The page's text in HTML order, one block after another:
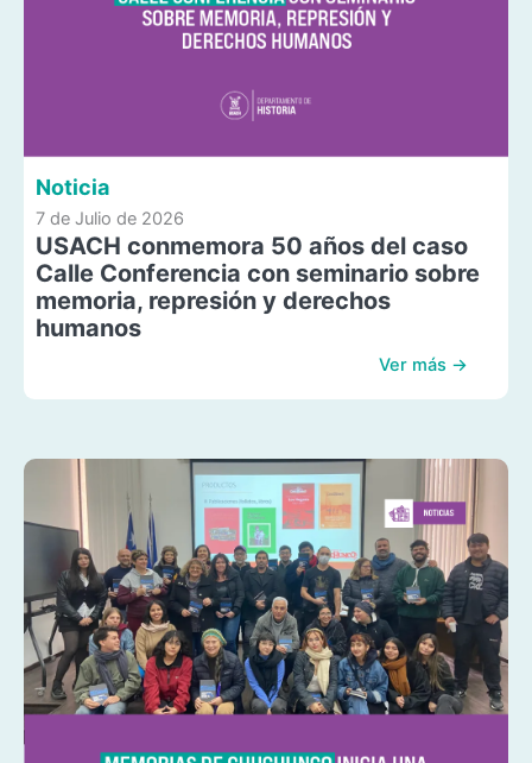
Noticia
7 de Julio de 2026
USACH conmemora 50 años del caso
Calle Conferencia con seminario sobre
memoria, represión y derechos
humanos
Ver más →